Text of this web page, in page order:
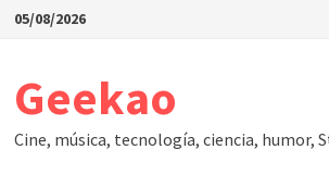
Saltar
05/08/2026
Geekao
Cine, música, tecnología, ciencia, humor,